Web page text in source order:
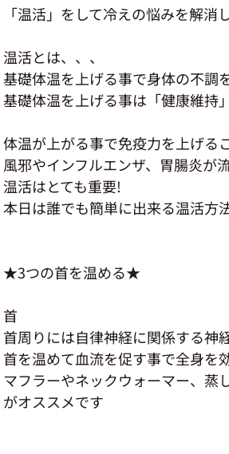
「温活」をして冷えの悩みを解消
温活とは、、、
基礎体温を上げる事で身体の不調
基礎体温を上げる事は「健康維持
体温が上がる事で免疫力を上げる
風邪やインフルエンザ、胃腸炎が
温活はとても重要!
本日は誰でも簡単に出来る温活方
★3つの首を温める★
首
首周りには自律神経に関係する神
首を温めて血流を促す事で全身を
マフラーやネックウォーマー、蒸
がオススメです